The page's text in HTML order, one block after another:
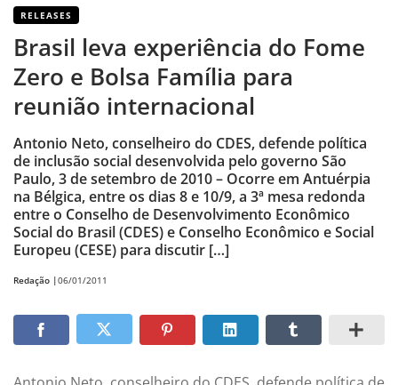
RELEASES
Brasil leva experiência do Fome
Zero e Bolsa Família para
reunião internacional
Antonio Neto, conselheiro do CDES, defende política
de inclusão social desenvolvida pelo governo São
Paulo, 3 de setembro de 2010 – Ocorre em Antuérpia
na Bélgica, entre os dias 8 e 10/9, a 3ª mesa redonda
entre o Conselho de Desenvolvimento Econômico
Social do Brasil (CDES) e Conselho Econômico e Social
Europeu (CESE) para discutir […]
Redação |06/01/2011